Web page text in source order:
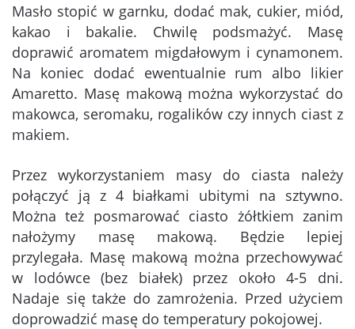
Masło stopić w garnku, dodać mak, cukier, miód,
kakao i bakalie. Chwilę podsmażyć. Masę
doprawić aromatem migdałowym i cynamonem.
Na koniec dodać ewentualnie rum albo likier
Amaretto. Masę makową można wykorzystać do
makowca, seromaku, rogalików czy innych ciast z
makiem.
Przez wykorzystaniem masy do ciasta należy
połączyć ją z 4 białkami ubitymi na sztywno.
Można też posmarować ciasto żółtkiem zanim
nałożymy masę makową. Będzie lepiej
przylegała. Masę makową można przechowywać
w lodówce (bez białek) przez około 4-5 dni.
Nadaje się także do zamrożenia. Przed użyciem
doprowadzić masę do temperatury pokojowej.